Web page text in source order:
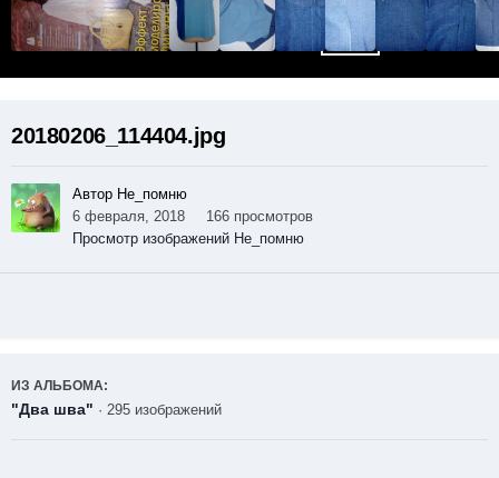
20180206_114404.jpg
Автор Не_помню
6 февраля, 2018
166 просмотров
Просмотр изображений Не_помню
ИЗ АЛЬБОМА:
"Два шва" · 295 изображений